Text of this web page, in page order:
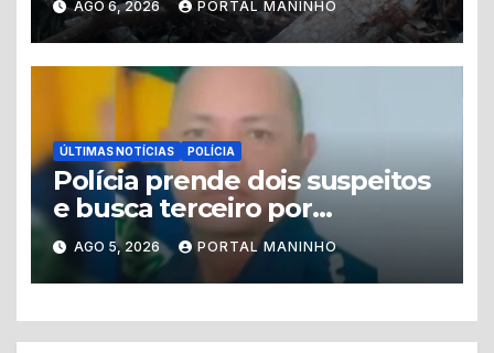
AGO 6, 2026 PORTAL MANINHO
ÚLTIMAS NOTÍCIAS POLÍCIA
Polícia prende dois suspeitos
e busca terceiro por
homicídio de guarda
municipal em Tabatinga
AGO 5, 2026 PORTAL MANINHO